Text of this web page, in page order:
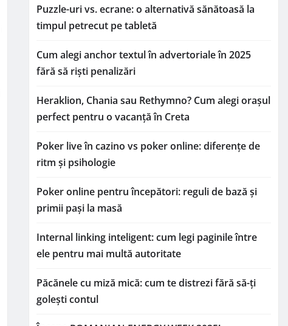
Puzzle-uri vs. ecrane: o alternativă sănătoasă la
timpul petrecut pe tabletă
Cum alegi anchor textul în advertoriale în 2025
fără să riști penalizări
Heraklion, Chania sau Rethymno? Cum alegi orașul
perfect pentru o vacanță în Creta
Poker live în cazino vs poker online: diferențe de
ritm și psihologie
Poker online pentru începători: reguli de bază și
primii pași la masă
Internal linking inteligent: cum legi paginile între
ele pentru mai multă autoritate
Păcănele cu miză mică: cum te distrezi fără să-ți
golești contul